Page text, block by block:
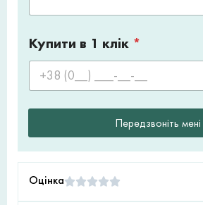
Купити в 1 клік *
Передзвоніть мені
Оцінка